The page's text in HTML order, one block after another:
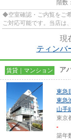
階数
◆空室確認・ご内覧をご
ご対応可能です。当店は
現
ティンバ
賃貸｜マンション ア
東急
東急
山手
東京
-
築年